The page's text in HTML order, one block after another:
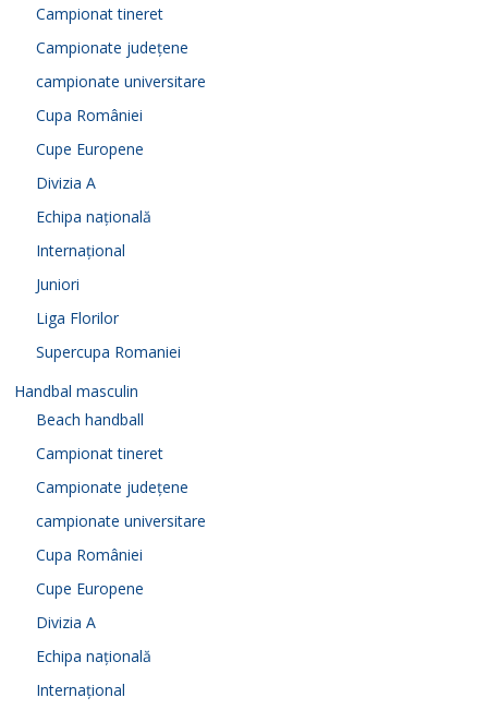
Campionat tineret
Campionate județene
campionate universitare
Cupa României
Cupe Europene
Divizia A
Echipa națională
Internațional
Juniori
Liga Florilor
Supercupa Romaniei
Handbal masculin
Beach handball
Campionat tineret
Campionate județene
campionate universitare
Cupa României
Cupe Europene
Divizia A
Echipa națională
Internațional